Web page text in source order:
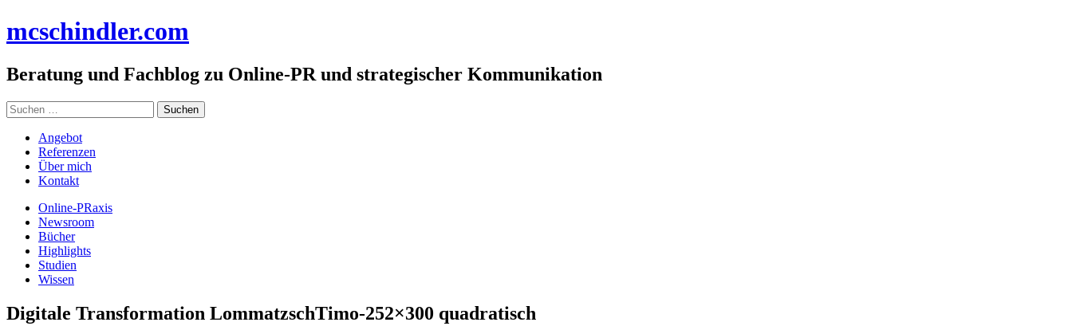
Inhalt
mcschindler.com
Beratung und Fachblog zu Online-PR und strategischer Kommunikation
Suchen
nach:
Angebot
Referenzen
Über mich
Kontakt
Online-PRaxis
Newsroom
Bücher
Highlights
Studien
Wissen
Digitale Transformation LommatzschTimo-252×300 quadratisch